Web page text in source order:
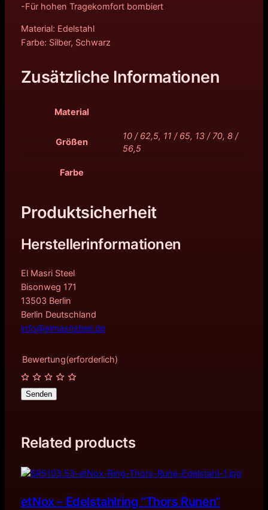
-Für hohen Tragekomfort bombiert
Material: Edelstahl
Farbe: Silber, Schwarz
Zusätzliche Informationen
Material
Größen
10 / 62,5, 11 / 65, 13 / 70, 8 /
56,5
Farbe
Produktsicherheit
Herstellerinformationen
El Masri Steel
Bisonweg 171
13503 Berlin
Berlin Deutschland
info@elmasristeel.de
Bewertung(erforderlich)
Senden
Related products
etNox – Edelstahlring “Thors Runen”